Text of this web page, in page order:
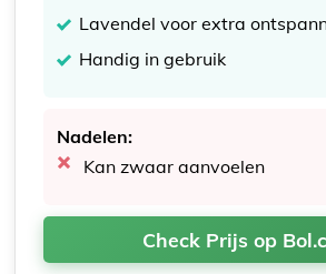
Lavendel voor extra
Handig in gebruik
Nadelen:
Kan zwaar aanvoelen
Check Prijs op